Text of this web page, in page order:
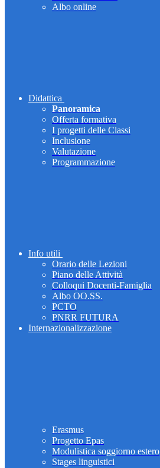
Albo online
Didattica
Panoramica
Offerta formativa
I progetti delle Classi
Inclusione
Valutazione
Programmazione
Info utili
Orario delle Lezioni
Piano delle Attività
Colloqui Docenti-Famiglia
Albo OO.SS.
PCTO
PNRR FUTURA
Internazionalizzazione
Erasmus
Progetto Epas
Modulistica soggiorno estero
Stages linguistici